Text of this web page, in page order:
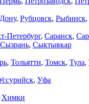
, Рубцовск, Рыбинск,
Петербург, Саранск,
Сызрань, Сыктывкар
, Тольятти, Томск, Тула,
, Уфа
Химки